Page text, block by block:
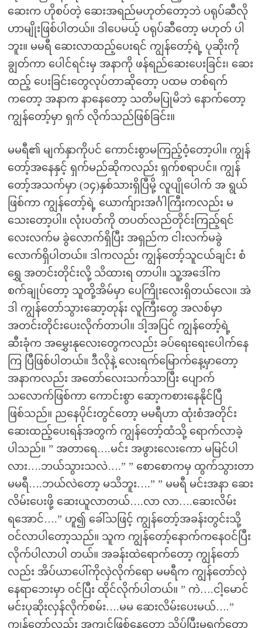
ဆေးက ဟိုစပ်တဲ့ ဆေးအရည်မဟုတ်တော့ဘဲ ပရုပ်ဆီလို
ဟာမျိုးဖြစ်ပါတယ်။ ဒါပေမယ့် ပရုပ်ဆီတော့ မဟုတ် ပါ
ဘူး။ မမရီ ဆေးလာထည့်ပေးရင် ကျွန်တော့်ရဲ့ ပုဆိုးကို
ချွတ်ကာ ပေါင်ရင်းမှ အနာကို ဖန်ရည်ဆေးပေးခြင်း၊ ဆေး
ထည့် ပေးခြင်းတွေလုပ်တာဆိုတော့ ပထမ တစ်ရက်
ကတော့ အနာက နာနေတော့ သတိမပြုမိဘဲ နောက်တော့
ကျွန်တော့်မှာ ရှက် လိုက်သည်ဖြစ်ခြင်း။
မမရီ၏ မျက်နှာကိုပင် ကောင်းစွာမကြည့်ဝံ့တော့ပါ။ ကျွန်
တော့်အနေနှင့် ရှက်မည်ဆိုကလည်း ရှက်စရာပင်။ ကျွန်
တော့်အသက်မှာ (၁၄)နှစ်သားရှိပြီမို့ လူပျိုပေါက် အ ရွယ်
ဖြစ်ကာ ကျွန်တော့်ရဲ့ ယောက်ျားအင်္ဂါကြီးကလည်း မ
သေးတော့ပါ။ လုံးပတ်ကို တပတ်လည်တိုင်းကြည့်ရင်
လေးလက်မ ခွဲလောက်ရှိပြီး အရှည်က ငါးလက်မခွဲ
လောက်ရှိပါတယ်။ ဒါကလည်း ကျွန်တော့်သူငယ်ချင်း စံ
ရွှေ အတင်းတိုင်းလို့ သိထားရ တာပါ။ သူ့အဒေါ်က
စက်ချုပ်တော့ သူတို့အိမ်မှာ ပေကြိုးလေးရှိတယ်လေ။ အဲ
ဒါ ကျွန်တော်သွားဆော့တုန်း လူကြီးတွေ အလစ်မှာ
အတင်းတိုင်းပေးလိုက်တာပါ။ ဒါ့အပြင် ကျွန်တော့်ရဲ့
ဆီးခုံက အမွှေးနုလေးတွေကလည်း ခပ်ရေးရေးပေါက်နေ
ကြ ပြီဖြစ်ပါတယ်။ ဒီလိုနဲ့ လေးရက်မြောက်နေ့မှာတော့
အနာကလည်း အတော်လေးသက်သာပြီး ပျောက်
သလောက်ဖြစ်ကာ ကောင်းစွာ ဆော့ကစားနေနိုင်ပြီ
ဖြစ်သည်။ ညနေပိုင်းတွင်တော့ မမရီဟာ ထုံးစံအတိုင်း
ဆေးထည့်ပေးရန်အတွက် ကျွန်တော့်ထံသို့ ရောက်လာခဲ့
ပါသည်။ ” အတာရေ….မင်း အဖွားလေးကော မမြင်ပါ
လား….ဘယ်သွားသလဲ….” ” စောစောကမှ ထွက်သွားတာ
မမရီ….ဘယ်လဲတော့ မသိဘူး….” ” မမရီ မင်းအနာ ဆေး
လိမ်းပေးဖို့ ဆေးယူလာတယ်….လာ လာ….ဆေးလိမ်း
ရအောင်….” ဟူ၍ ခေါ်သဖြင့် ကျွန်တော့်အခန်းတွင်းသို့
ဝင်လာပါတော့သည်။ သူက ကျွန်တော့်နောက်ကနေဝင်ပြီး
လိုက်ပါလာပါ တယ်။ အခန်းထဲရောက်တော့ ကျွန်တော်
လည်း အိပ်ယာပေါ်ကိုလှဲလိုက်ရော မမရီက ကျွန်တော်လှဲ
နေရာဘေးမှာ ဝင်ပြီး ထိုင်လိုက်ပါတယ်။ ” ကဲ….ငါ့မောင်
မင်းပုဆိုးလှန်လိုက်စမ်း….မမ ဆေးလိမ်းပေးမယ်….”
ကျွန်တော်လည်း အကျင့်ဖြစ်နေတော့ သိပ်ပြီးမရှက်တော့